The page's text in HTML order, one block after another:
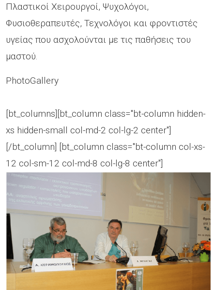
Πλαστικοί Χειρουργοί, Ψυχολόγοι,
Φυσιοθεραπευτές, Τεχνολόγοι και φροντιστές
υγείας που ασχολούνται με τις παθήσεις του
μαστού.
PhotoGallery
[bt_columns][bt_column class="bt-column hidden-
xs hidden-small col-md-2 col-lg-2 center"]
[/bt_column] [bt_column class="bt-column col-xs-
12 col-sm-12 col-md-8 col-lg-8 center"]